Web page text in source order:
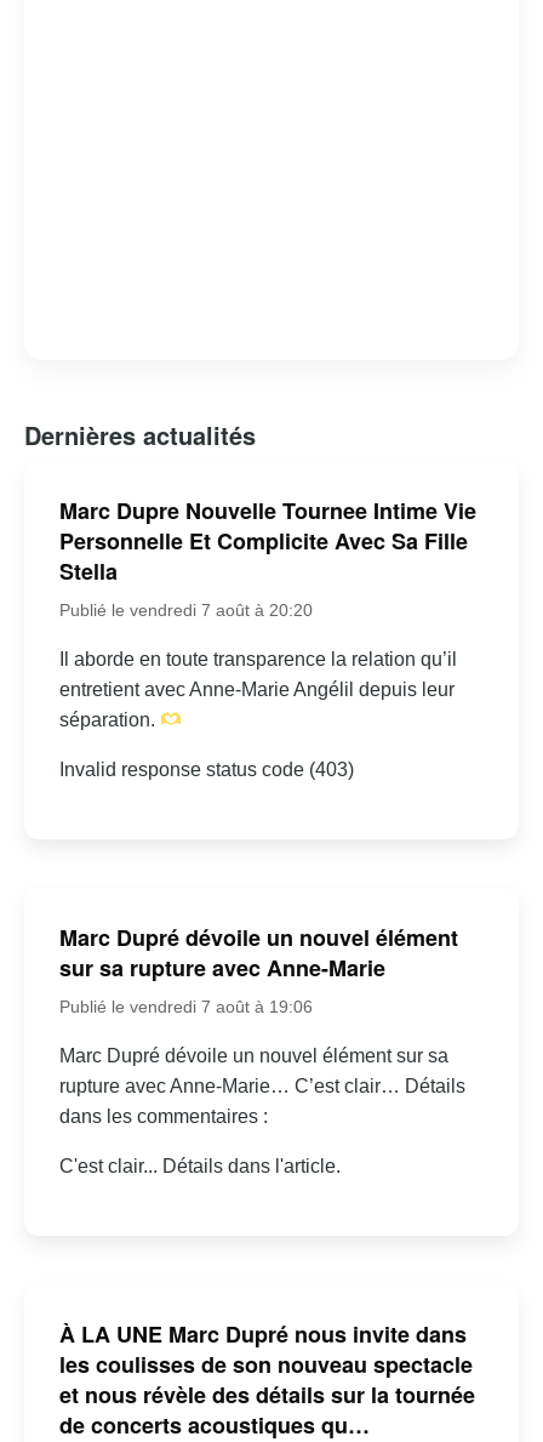
Dernières actualités
Marc Dupre Nouvelle Tournee Intime Vie
Personnelle Et Complicite Avec Sa Fille
Stella
Publié le vendredi 7 août à 20:20
Il aborde en toute transparence la relation qu’il
entretient avec Anne-Marie Angélil depuis leur
séparation.
Invalid response status code (403)
Marc Dupré dévoile un nouvel élément
sur sa rupture avec Anne-Marie
Publié le vendredi 7 août à 19:06
Marc Dupré dévoile un nouvel élément sur sa
rupture avec Anne-Marie… C’est clair… Détails
dans les commentaires :
C'est clair... Détails dans l'article.
À LA UNE Marc Dupré nous invite dans
les coulisses de son nouveau spectacle
et nous révèle des détails sur la tournée
de concerts acoustiques qu…